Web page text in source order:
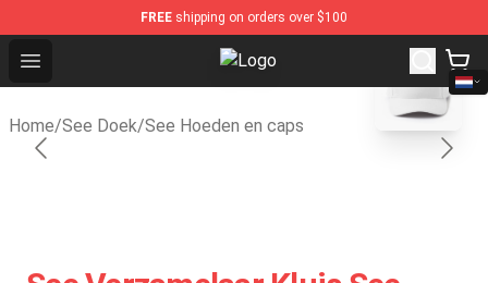
FREE shipping on orders over $100
Open menu See Shop - Official See
Home/See Doek/See Hoeden en caps
blank template